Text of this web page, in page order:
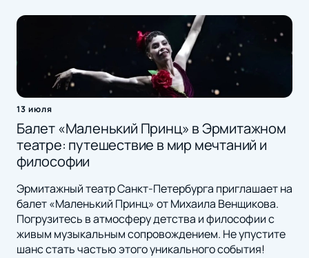
13 июля
Балет «Маленький Принц» в Эрмитажном
театре: путешествие в мир мечтаний и
философии
Эрмитажный театр Санкт-Петербурга приглашает на
балет «Маленький Принц» от Михаила Венщикова.
Погрузитесь в атмосферу детства и философии с
живым музыкальным сопровождением. Не упустите
шанс стать частью этого уникального события!